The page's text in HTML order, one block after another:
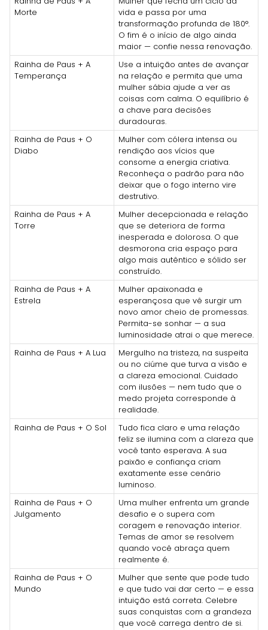
Morte
vida e passa por uma
transformação profunda de 180°.
O fim é o início de algo ainda
maior — confie nessa renovação.
Rainha de Paus + A
Temperança
Use a intuição antes de avançar
na relação e permita que uma
mulher sábia ajude a ver as
coisas com calma. O equilíbrio é
a chave para decisões
duradouras.
Rainha de Paus + O
Diabo
Mulher com cólera intensa ou
rendição aos vícios que
consome a energia criativa.
Reconheça o padrão para não
deixar que o fogo interno vire
destrutivo.
Rainha de Paus + A
Torre
Mulher decepcionada e relação
que se deteriora de forma
inesperada e dolorosa. O que
desmorona cria espaço para
algo mais autêntico e sólido ser
construído.
Rainha de Paus + A
Estrela
Mulher apaixonada e
esperançosa que vê surgir um
novo amor cheio de promessas.
Permita-se sonhar — a sua
luminosidade atrai o que merece.
Rainha de Paus + A Lua
Mergulho na tristeza, na suspeita
ou no ciúme que turva a visão e
a clareza emocional. Cuidado
com ilusões — nem tudo que o
medo projeta corresponde à
realidade.
Rainha de Paus + O Sol
Tudo fica claro e uma relação
feliz se ilumina com a clareza que
você tanto esperava. A sua
paixão e confiança criam
exatamente esse cenário
luminoso.
Rainha de Paus + O
Julgamento
Uma mulher enfrenta um grande
desafio e o supera com
coragem e renovação interior.
Temas de amor se resolvem
quando você abraça quem
realmente é.
Rainha de Paus + O
Mundo
Mulher que sente que pode tudo
e que tudo vai dar certo — e essa
intuição está correta. Celebre
suas conquistas com a grandeza
que você carrega dentro de si.